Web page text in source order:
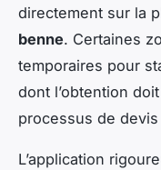
directement sur la
benne. Certaines
temporaires pour
dont l’obtention
processus de
L’application